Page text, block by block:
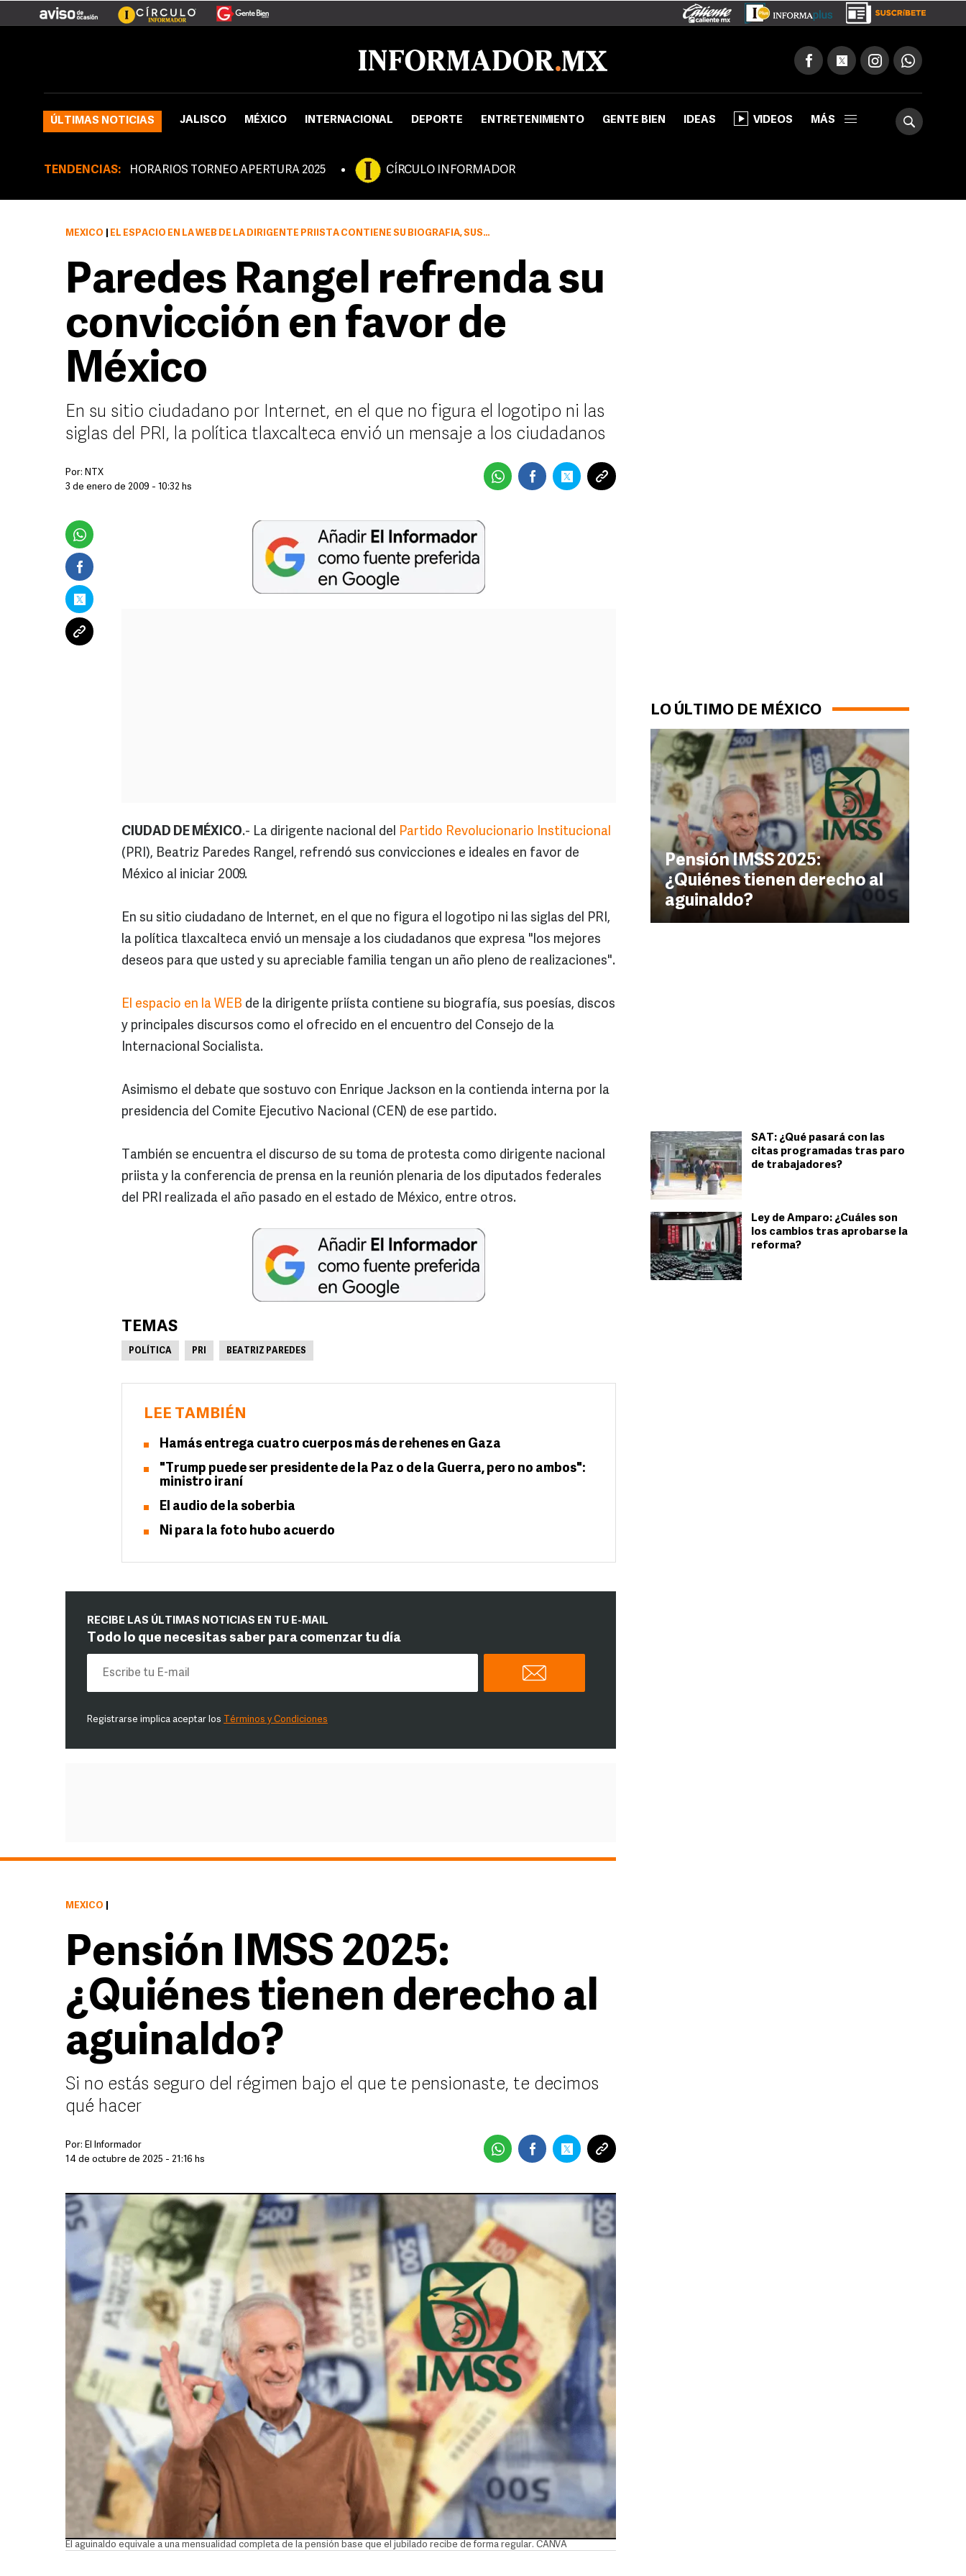
ÚLTIMAS NOTICIAS JALISCO MÉXICO INTERNACIONAL DEPORTE ENTRETENIMIENTO GENTE BIEN IDEAS VIDEOS MÁS
TENDENCIAS: HORARIOS TORNEO APERTURA 2025 CÍRCULO INFORMADOR
LO ÚLTIMO DE MÉXICO
Pensión IMSS 2025:
¿Quiénes tienen derecho al
aguinaldo?
SAT: ¿Qué pasará con las
citas programadas tras paro
de trabajadores?
Ley de Amparo: ¿Cuáles son
los cambios tras aprobarse la
reforma?
MÉXICO EL ESPACIO EN LA WEB DE LA DIRIGENTE PRIÍSTA CONTIENE SU BIOGRAFÍA, SUS POESÍAS, DISCOS Y PRINCIPALES DISCURSOS
Paredes Rangel refrenda su
convicción en favor de
México
En su sitio ciudadano por Internet, en el que no figura el logotipo ni las
siglas del PRI, la política tlaxcalteca envió un mensaje a los ciudadanos
Por: NTX
3 de enero de 2009 - 10:32 hs
CIUDAD DE MÉXICO.- La dirigente nacional del Partido Revolucionario Institucional
(PRI), Beatriz Paredes Rangel, refrendó sus convicciones e ideales en favor de
México al iniciar 2009.
En su sitio ciudadano de Internet, en el que no figura el logotipo ni las siglas del PRI,
la política tlaxcalteca envió un mensaje a los ciudadanos que expresa "los mejores
deseos para que usted y su apreciable familia tengan un año pleno de realizaciones".
El espacio en la WEB de la dirigente priísta contiene su biografía, sus poesías, discos
y principales discursos como el ofrecido en el encuentro del Consejo de la
Internacional Socialista.
Asimismo el debate que sostuvo con Enrique Jackson en la contienda interna por la
presidencia del Comite Ejecutivo Nacional (CEN) de ese partido.
También se encuentra el discurso de su toma de protesta como dirigente nacional
priista y la conferencia de prensa en la reunión plenaria de los diputados federales
del PRI realizada el año pasado en el estado de México, entre otros.
TEMAS
POLÍTICA PRI BEATRIZ PAREDES
LEE TAMBIÉN
Hamás entrega cuatro cuerpos más de rehenes en Gaza
"Trump puede ser presidente de la Paz o de la Guerra, pero no ambos":
ministro iraní
El audio de la soberbia
Ni para la foto hubo acuerdo
RECIBE LAS ÚLTIMAS NOTICIAS EN TU E-MAIL
Todo lo que necesitas saber para comenzar tu día
Registrarse implica aceptar los Términos y Condiciones
MÉXICO
Pensión IMSS 2025:
¿Quiénes tienen derecho al
aguinaldo?
Si no estás seguro del régimen bajo el que te pensionaste, te decimos
qué hacer
Por: El Informador
14 de octubre de 2025 - 21:16 hs
El aguinaldo equivale a una mensualidad completa de la pensión base que el jubilado recibe de forma regular. CANVA